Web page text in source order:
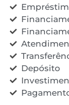
Depósito